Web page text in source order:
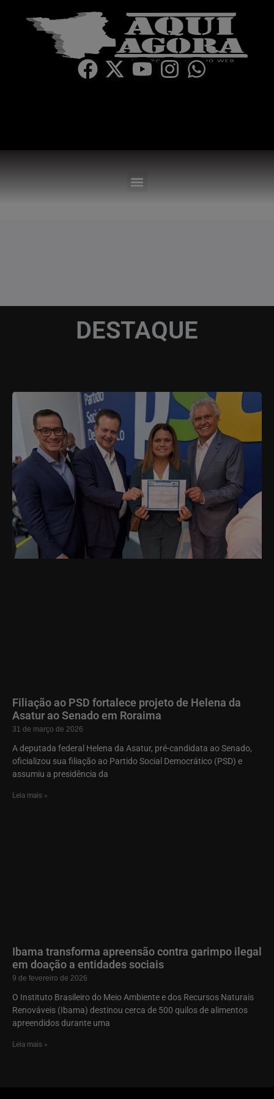
DESTAQUE
Filiação ao PSD fortalece projeto de Helena da
Asatur ao Senado em Roraima
31 de março de 2026
A deputada federal Helena da Asatur, pré-candidata ao Senado,
oficializou sua filiação ao Partido Social Democrático (PSD) e
assumiu a presidência da
Leia mais »
Ibama transforma apreensão contra garimpo ilegal
em doação a entidades sociais
9 de fevereiro de 2026
O Instituto Brasileiro do Meio Ambiente e dos Recursos Naturais
Renováveis (Ibama) destinou cerca de 500 quilos de alimentos
apreendidos durante uma
Leia mais »